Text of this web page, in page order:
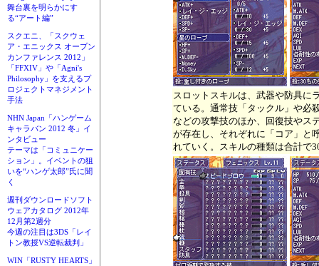
舞台裏を明らかにす
る“アート編”
スクエニ、「スクウェ
ア・エニックス オープン
カンファレンス 2012」
「FFXIV」や「Agni's
Philosophy」を支えるプ
ロジェクトマネジメント
手法
NHN Japan「ハンゲーム
キャラバン 2012 冬」イ
ンタビュー
テーマは「コミュニケー
ション」。イベントの狙
いを“ハンゲ太郎”氏に聞
く
週刊ダウンロードソフト
ウェアカタログ 2012年
12月第2週分
今週の注目は3DS「レイ
トン教授VS逆転裁判」
WIN「RUSTY HEARTS」
スロットスキルは、武器や防具に
ている。通常技「タックル」や必
などの攻撃技のほか、回復技やス
が存在し、それぞれに「コア」と
れていく。スキルの種類は合計で